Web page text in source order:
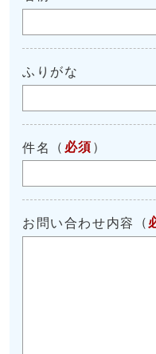
ふりがな
件名 （ 必須 ）
お問い合わせ内容 （